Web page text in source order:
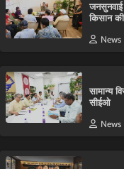
जनसुनवाई
किसान
News
सामान्य
सीईओ
News